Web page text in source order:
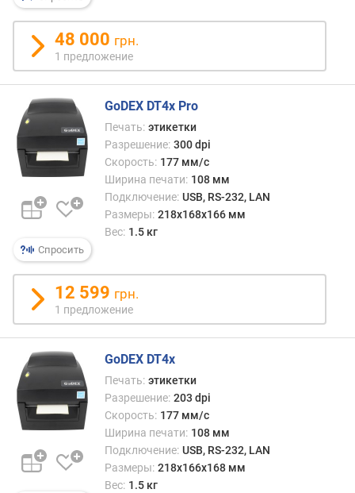
и
и
б
у
а
г
и
(
м
)
м
а
к
с
д
м
е
р
48 000 грн.
1 предложение
Спросить
GoDEX DT4x Pro
Печать: этикетки
Разрешение: 300 dpi
Скорость: 177 мм/с
Ширина печати: 108 мм
Подключение: USB, RS-232, LAN
Размеры: 218х168х166 мм
Вес: 1.5 кг
12 599 грн.
1 предложение
GoDEX DT4x
Печать: этикетки
Разрешение: 203 dpi
Скорость: 177 мм/с
Ширина печати: 108 мм
Подключение: USB, RS-232, LAN
Размеры: 218x166x168 мм
Вес: 1.5 кг